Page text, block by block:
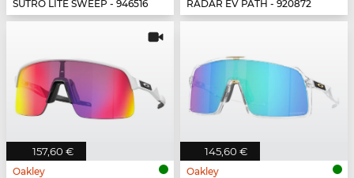
SUTRO LITE SWEEP - 946516
RADAR EV PATH - 920872
157,60 €
Oakley
145,60 €
Oakley